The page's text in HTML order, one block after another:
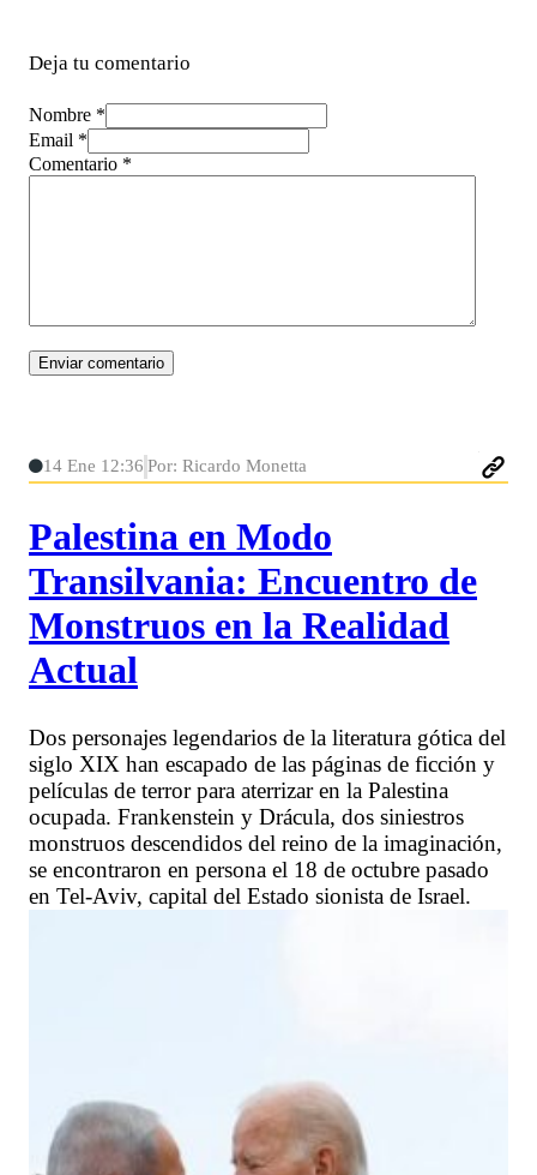
Deja tu comentario
Nombre *
Email *
Comentario *
14 Ene 12:36 Por: Ricardo Monetta
Palestina en Modo
Transilvania: Encuentro de
Monstruos en la Realidad
Actual
Dos personajes legendarios de la literatura gótica del
siglo XIX han escapado de las páginas de ficción y
películas de terror para aterrizar en la Palestina
ocupada. Frankenstein y Drácula, dos siniestros
monstruos descendidos del reino de la imaginación,
se encontraron en persona el 18 de octubre pasado
en Tel-Aviv, capital del Estado sionista de Israel.